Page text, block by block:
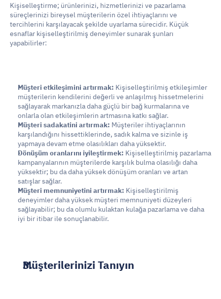
Kişiselleştirme; ürünlerinizi, hizmetlerinizi ve pazarlama
süreçlerinizi bireysel müşterilerin özel ihtiyaçlarını ve
tercihlerini karşılayacak şekilde uyarlama sürecidir. Küçük
esnaflar kişiselleştirilmiş deneyimler sunarak şunları
yapabilirler:
Müşteri etkileşimini artırmak: Kişiselleştirilmiş etkileşimler
müşterilerin kendilerini değerli ve anlaşılmış hissetmelerini
sağlayarak markanızla daha güçlü bir bağ kurmalarına ve
onlarla olan etkileşimlerin artmasına katkı sağlar.
Müşteri sadakatini artırmak: Müşteriler ihtiyaçlarının
karşılandığını hissettiklerinde, sadık kalma ve sizinle iş
yapmaya devam etme olasılıkları daha yüksektir.
Dönüşüm oranlarını iyileştirmek: Kişiselleştirilmiş pazarlama
kampanyalarının müşterilerde karşılık bulma olasılığı daha
yüksektir; bu da daha yüksek dönüşüm oranları ve artan
satışlar sağlar.
Müşteri memnuniyetini artırmak: Kişiselleştirilmiş
deneyimler daha yüksek müşteri memnuniyeti düzeyleri
sağlayabilir; bu da olumlu kulaktan kulağa pazarlama ve daha
iyi bir itibar ile sonuçlanabilir.
Müşterilerinizi Tanıyın